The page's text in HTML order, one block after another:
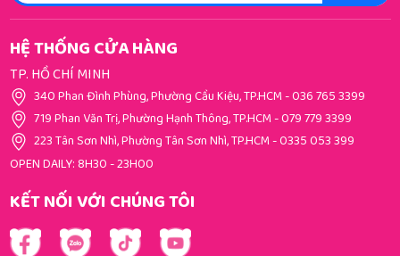
HỆ THỐNG CỬA HÀNG
TP. HỒ CHÍ MINH
340 Phan Đình Phùng, Phường Cầu Kiệu, TP.HCM-036 765 3399
719 Phan Văn Trị, Phường Hạnh Thông, TP.HCM-079 779 3399
223 Tân Sơn Nhì, Phường Tân Sơn Nhì, TP.HCM-0335 053 399
OPEN DAILY: 8H30 - 23H00
KẾT NỐI VỚI CHÚNG TÔI